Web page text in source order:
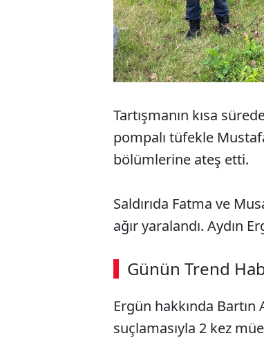
Tartışmanın kısa
pompalı tüfekle
bölümlerine ateş etti.
Saldırıda Fatma ve
ağır yaralandı. Aydın
Günün Trend
Ergün hakkında
suçlamasıyla 2 kez